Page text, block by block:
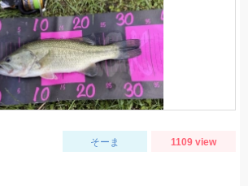
そーま 1109 view